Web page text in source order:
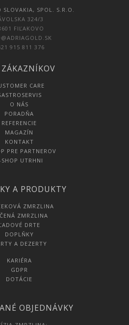
SLOVAKIA, SPOL. S.R.O.
324/3
FIĽAKOVO
915 811 376
ZÁKAZNÍKOV
CARE
O NÁS
PORADŇA
REFERENCIE
MAGAZÍN
KONTAKT
PRE PARTNEROV
SHOP UTRHNI
A PRODUKTY
ZMRZLINA
ZMRZLINA
DRTE
DOPLŇKY
A DEZERTY
KARIÉRA
GDPR
DOTÁCIE
OBJEDNÁVKY